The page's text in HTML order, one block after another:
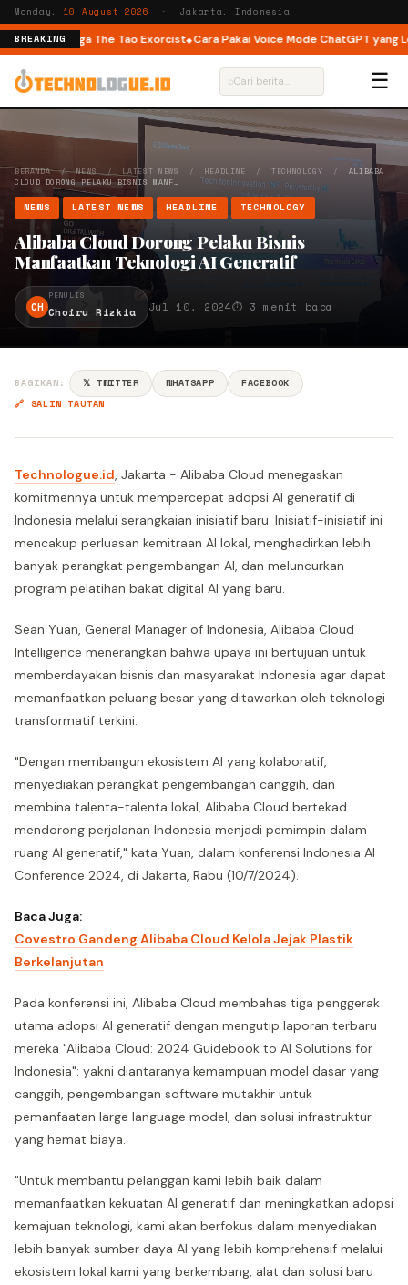
Monday, 10 August 2026 · Jakarta, Indonesia
BREAKING
You hingga The Tao Exorcist Cara Pakai Voice Mode ChatGPT yang
⌕ ☰
BERANDA/NEWS/ LATEST NEWS / HEADLINE /TECHNOLOGY / ALIBABA
CLOUD DORONG PELAKU BISNIS MANF…
NEWS LATEST NEWS HEADLINE TECHNOLOGY
Alibaba Cloud Dorong Pelaku Bisnis
Manfaatkan Teknologi AI Generatif
CH
PENULIS
Choiru Rizkia Jul 10, 2024⏱ 3 menit baca
BAGIKAN: 𝕏 TWITTER WHATSAPP
FACEBOOK
🔗 SALIN TAUTAN
Technologue.id, Jakarta - Alibaba Cloud menegaskan
komitmennya untuk mempercepat adopsi AI generatif di
Indonesia melalui serangkaian inisiatif baru. Inisiatif-inisiatif ini
mencakup perluasan kemitraan AI lokal, menghadirkan lebih
banyak perangkat pengembangan AI, dan meluncurkan
program pelatihan bakat digital AI yang baru.
Sean Yuan, General Manager of Indonesia, Alibaba Cloud
Intelligence menerangkan bahwa upaya ini bertujuan untuk
memberdayakan bisnis dan masyarakat Indonesia agar dapat
memanfaatkan peluang besar yang ditawarkan oleh teknologi
transformatif terkini.
"Dengan membangun ekosistem AI yang kolaboratif,
menyediakan perangkat pengembangan canggih, dan
membina talenta-talenta lokal, Alibaba Cloud bertekad
mendorong perjalanan Indonesia menjadi pemimpin dalam
ruang AI generatif," kata Yuan, dalam konferensi Indonesia AI
Conference 2024, di Jakarta, Rabu (10/7/2024).
Baca Juga:
Covestro Gandeng Alibaba Cloud Kelola Jejak Plastik
Berkelanjutan
Pada konferensi ini, Alibaba Cloud membahas tiga penggerak
utama adopsi AI generatif dengan mengutip laporan terbaru
mereka "Alibaba Cloud: 2024 Guidebook to AI Solutions for
Indonesia": yakni diantaranya kemampuan model dasar yang
canggih, pengembangan software mutakhir untuk
pemanfaatan large language model, dan solusi infrastruktur
yang hemat biaya.
"Untuk membantu pelanggan kami lebih baik dalam
memanfaatkan kekuatan AI generatif dan meningkatkan adopsi
kemajuan teknologi, kami akan berfokus dalam menyediakan
lebih banyak sumber daya AI yang lebih komprehensif melalui
ekosistem lokal kami yang berkembang, alat dan solusi baru